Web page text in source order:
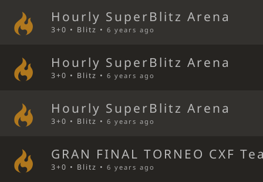
Hourly SuperBlitz Arena
3+0 • Blitz •6 years ago
Hourly SuperBlitz Arena
3+0 • Blitz •6 years ago
Hourly SuperBlitz Arena
3+0 • Blitz •6 years ago
GRAN FINAL TORNEO CXF
3+0 • Blitz •6 years ago